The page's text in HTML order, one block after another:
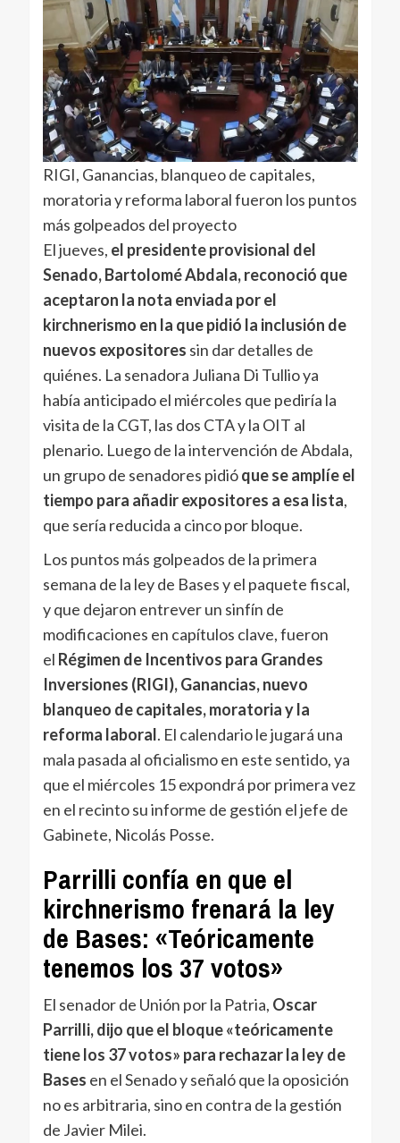
RIGI, Ganancias, blanqueo de capitales,
moratoria y reforma laboral fueron los puntos
más golpeados del proyecto
El jueves, el presidente provisional del
Senado, Bartolomé Abdala, reconoció que
aceptaron la nota enviada por el
kirchnerismo en la que pidió la inclusión de
nuevos expositores sin dar detalles de
quiénes. La senadora Juliana Di Tullio ya
había anticipado el miércoles que pediría la
visita de la CGT, las dos CTA y la OIT al
plenario. Luego de la intervención de Abdala,
un grupo de senadores pidióque se amplíe el
tiempo para añadir expositores a esa lista,
que sería reducida a cinco por bloque.
Los puntos más golpeados de la primera
semana de la ley de Bases y el paquete fiscal,
y que dejaron entrever un sinfín de
modificaciones en capítulos clave, fueron
el Régimen de Incentivos para Grandes
Inversiones (RIGI), Ganancias, nuevo
blanqueo de capitales, moratoria y la
reforma laboral. El calendario le jugará una
mala pasada al oficialismo en este sentido, ya
que el miércoles 15 expondrá por primera vez
en el recinto su informe de gestión el jefe de
Gabinete, Nicolás Posse.
Parrilli confía en que el
kirchnerismo frenará la ley
de Bases: «Teóricamente
tenemos los 37 votos»
El senador de Unión por la Patria, Oscar
Parrilli, dijo que el bloque «teóricamente
tiene los 37 votos» para rechazar la ley de
Bases en el Senado y señaló que la oposición
no es arbitraria, sino en contra de la gestión
de Javier Milei.